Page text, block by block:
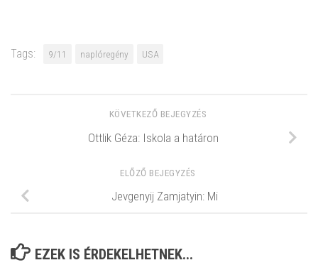
Tags: 9/11 naplóregény USA
KÖVETKEZŐ BEJEGYZÉS
Ottlik Géza: Iskola a határon
ELŐZŐ BEJEGYZÉS
Jevgenyij Zamjatyin: Mi
EZEK IS ÉRDEKELHETNEK...